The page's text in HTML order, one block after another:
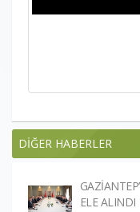
DİĞER HABERLER
ELE ALINDI